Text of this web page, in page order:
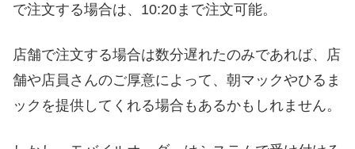
で注文する場合は、10:20まで注文可能。
店舗で注文する場合は数分遅れたのみであれば、店
舗や店員さんのご厚意によって、朝マックやひるま
ックを提供してくれる場合もあるかもしれません。